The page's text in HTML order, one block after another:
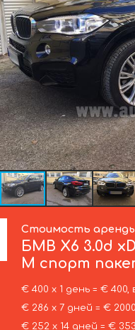
Стоимость
БМВ X6 3.0d
M спорт
€ 400 х 1 день = € 400,
€ 286 х 7 дней = €
€ 252 х 14 дней = €